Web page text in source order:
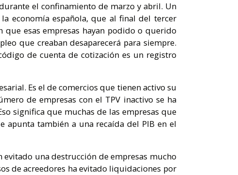
el confinamiento de marzo y abril. Un
economía española, que al final del tercer
esas empresas hayan podido o querido
que creaban desaparecerá para siempre.
de cuenta de cotización es un registro
Es el de comercios que tienen activo su
de empresas con el TPV inactivo se ha
significa que muchas de las empresas que
apunta también a una recaída del PIB en el
una destrucción de empresas mucho
de acreedores ha evitado liquidaciones por